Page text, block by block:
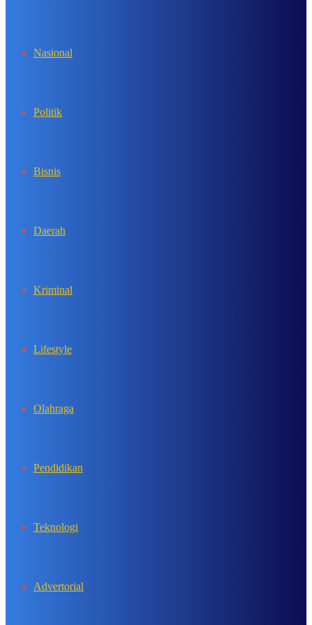
Nasional
Politik
Bisnis
Daerah
Kriminal
Lifestyle
Olahraga
Pendidikan
Teknologi
Advertorial